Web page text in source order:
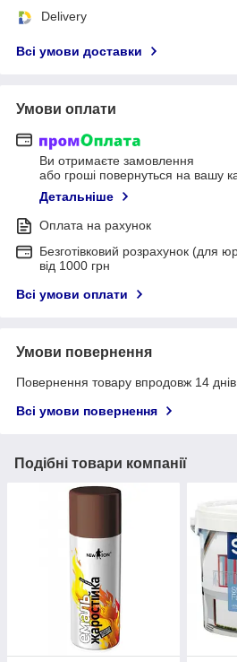
Delivery
Всі умови доставки
Умови оплати
Ви отримаєте замовлення
або гроші повернуться на вашу
Детальніше
Оплата на рахунок
Безготівковий розрахунок (для
від 1000 грн
Всі умови оплати
Умови повернення
Повернення товару впродовж 14
Всі умови повернення
Подібні товари компанії